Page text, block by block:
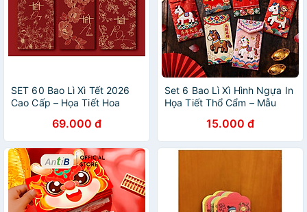
SET 60 Bao Lì Xì Tết 2026
Cao Cấp – Họa Tiết Hoa
Tết Đỏ May Mắn - HÀNG
CHÍNH HÃNG MINIIN
69.000 đ
Set 6 Bao Lì Xì Hình Ngựa In
Họa Tiết Thổ Cẩm – Mẫu
Lộc – Bao Lì Xì Chúc Tết Cao
Cấp - HÀNG CHÍNH HÃNG
MINIIN
15.000 đ